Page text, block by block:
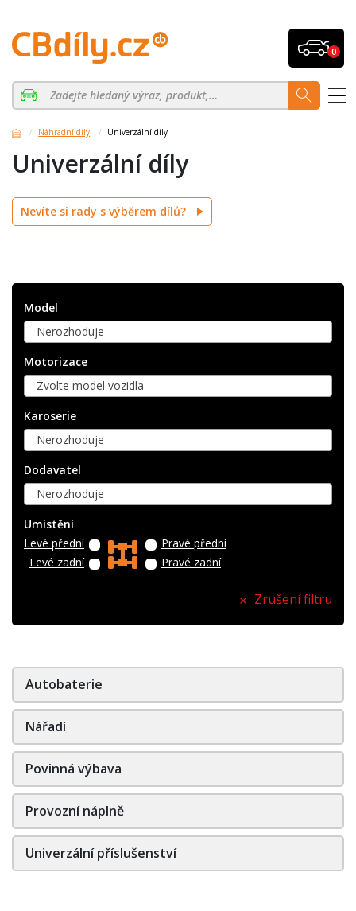
0
Náhradní díly Univerzální díly
Univerzální díly
Nevíte si rady s výběrem dílů?
Model
Nerozhoduje
Motorizace
Zvolte model vozidla
Karoserie
Nerozhoduje
Dodavatel
Nerozhoduje
Umístění
Levé přední
Levé zadní
Pravé přední
Pravé zadní
Zrušení filtru
Autobaterie
Nářadí
Povinná výbava
Provozní náplně
Univerzální příslušenství